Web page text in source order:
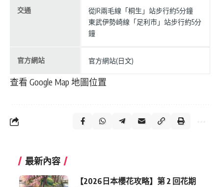
交通
從JR兩毛線「桐生」站步行約5分鐘
東武伊勢崎線「足利市」站步行約5分
鐘
官方網站 官方網站(日文)
查看 Google Map 地圖位置
最新內容
【2026日本櫻花攻略】第 2 回花期